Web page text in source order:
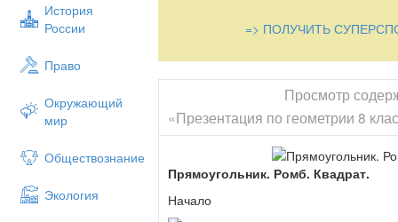
История
России
Право
Окружающий
мир
Обществознание
Экология
=> ПОЛУЧИТЬ
Просмотр
«Презентация по геометрии 8
Прямоугольник. Ромб. Квадрат.
Начало